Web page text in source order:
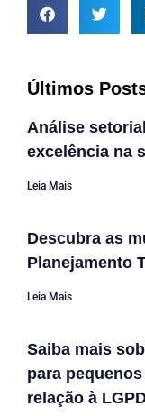
Últimos
Análise
excelência na
Leia Mais
Descubra as
Planejamento
Leia Mais
Saiba mais
para
relação à